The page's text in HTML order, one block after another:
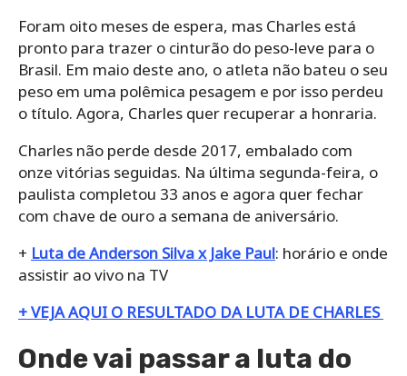
Foram oito meses de espera, mas Charles está
pronto para trazer o cinturão do peso-leve para o
Brasil. Em maio deste ano, o atleta não bateu o seu
peso em uma polêmica pesagem e por isso perdeu
o título. Agora, Charles quer recuperar a honraria.
Charles não perde desde 2017, embalado com
onze vitórias seguidas. Na última segunda-feira, o
paulista completou 33 anos e agora quer fechar
com chave de ouro a semana de aniversário.
+ Luta de Anderson Silva x Jake Paul: horário e onde
assistir ao vivo na TV
+ VEJA AQUI O RESULTADO DA LUTA DE CHARLES
Onde vai passar a luta do